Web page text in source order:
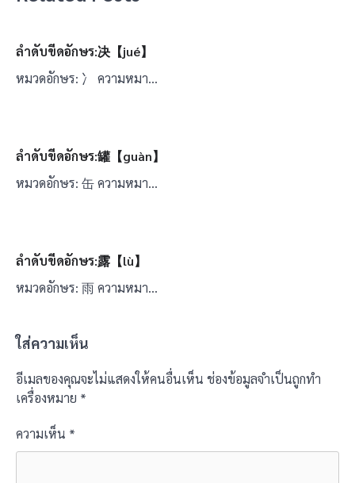
ลำดับขีดอักษร:决【jué】
หมวดอักษร: 冫 ความหมา…
ลำดับขีดอักษร:罐【guàn】
หมวดอักษร: 缶 ความหมา…
ลำดับขีดอักษร:露【lù】
หมวดอักษร: 雨 ความหมา…
ใส่ความเห็น
อีเมลของคุณจะไม่แสดงให้คนอื่นเห็น ช่องข้อมูลจำเป็นถูกทำ
เครื่องหมาย *
ความเห็น *